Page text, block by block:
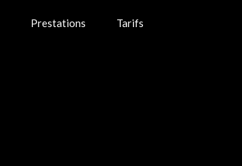
Prestations Tarifs